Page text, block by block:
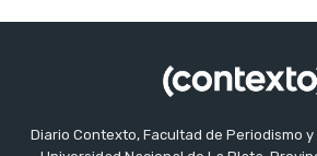
Diario Contexto, Facultad de Periodismo